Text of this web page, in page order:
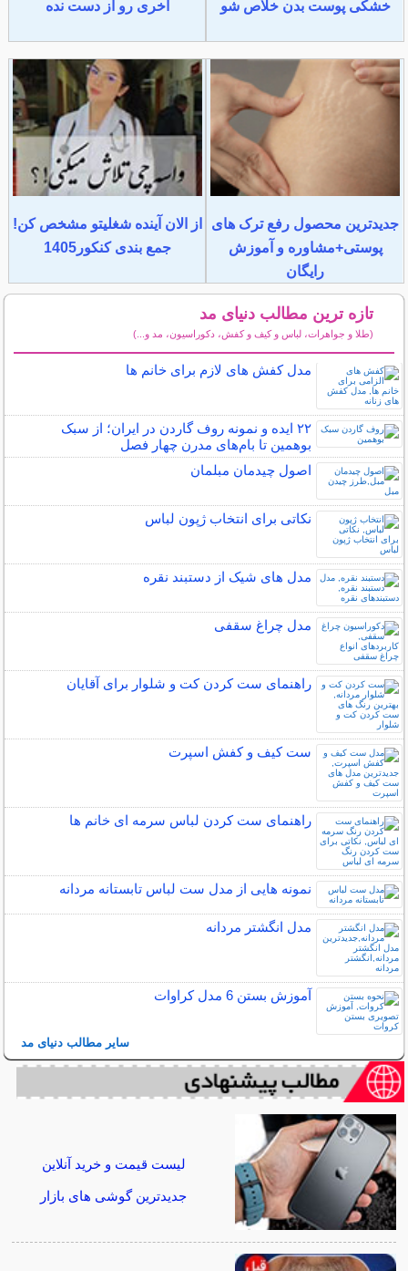
خشکی پوست بدن خلاص شو آخری رو از دست نده
جدیدترین محصول رفع ترک های
پوستی+مشاوره و آموزش
رایگان
از الان آینده شغلیتو مشخص کن!
جمع بندی کنکور1405
تازه ترین مطالب دنیای مد
(طلا و جواهرات، لباس و کیف و کفش، دکوراسیون، مد و...)
مدل کفش های لازم برای خانم ها
۲۲ ایده و نمونه روف گاردن در ایران؛ از سبک
بوهمین تا بام‌های مدرن چهار فصل
اصول چیدمان مبلمان
نکاتی برای انتخاب ژپون لباس
مدل های شیک از دستبند نقره
مدل چراغ سقفی
راهنمای ست کردن کت و شلوار برای آقایان
ست کیف و کفش اسپرت
راهنمای ست کردن لباس سرمه ای خانم ها
نمونه هایی از مدل ست لباس تابستانه مردانه
مدل انگشتر مردانه
آموزش بستن 6 مدل کراوات
سایر مطالب دنیای مد
لیست قیمت و خرید آنلاین
جدیدترین گوشی های بازار